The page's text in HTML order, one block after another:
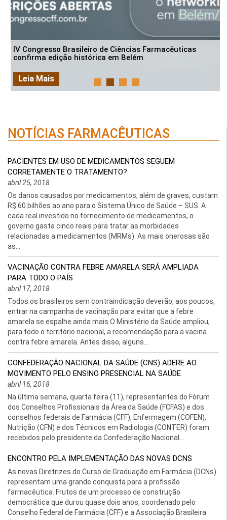
IV Congresso Brasileiro de Ciências Farmacêuticas
confirma edição histórica em Belém
Leia Mais
NOTÍCIAS FARMACÊUTICAS
PACIENTES EM USO DE MEDICAMENTOS SEGUEM
CORRETAMENTE O TRATAMENTO?
abril 25, 2018
Os danos causados por medicamentos, além de graves, custam
R$ 60 bilhões ao ano para o Sistema Único de Saúde – SUS. A
cada real investido no fornecimento de medicamentos, o
governo gasta cinco reais para tratar as morbidades
relacionadas a medicamentos (MRMs). As mais onerosas são
as...
VACINAÇÃO CONTRA FEBRE AMARELA SERÁ AMPLIADA
PARA TODO O PAÍS
abril 17, 2018
Todos os brasileiros sem contraindicação deverão, aos poucos,
entrar na campanha de vacinação para evitar que a febre
amarela se espalhe ainda mais O Ministério da Saúde ampliou,
para todo o território nacional, a recomendação para a vacina
contra febre amarela. Antes disso, alguns...
CONFEDERAÇÃO NACIONAL DA SAÚDE (CNS) ADERE AO
MOVIMENTO PELO ENSINO PRESENCIAL NA SAÚDE
abril 16, 2018
Na última semana, quarta feira (11), representantes do Fórum
dos Conselhos Profissionais da Área da Saúde (FCFAS) e dos
conselhos federais de Farmácia (CFF), Enfermagem (COFEN),
Nutrição (CFN) e dos Técnicos em Radiologia (CONTER) foram
recebidos pelo presidente da Confederação Nacional...
ENCONTRO PELA IMPLEMENTAÇÃO DAS NOVAS DCNS
As novas Diretrizes do Curso de Graduação em Farmácia (DCNs)
representam uma grande conquista para a profissão
farmacêutica. Frutos de um processo de construção
democrática que durou quase dois anos, coordenado pelo
Conselho Federal de Farmácia (CFF) e a Associação Brasileira